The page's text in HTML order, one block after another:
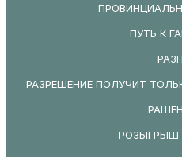
ПУТЬ К
РАЗРЕШЕНИЕ ПОЛУЧИТ
РОЗЫГРЫШ